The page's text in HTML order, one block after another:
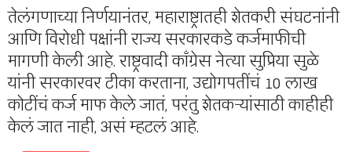
तेलंगणाच्या निर्णयानंतर, महाराष्ट्रातही शेतकरी संघटनांनी
आणि विरोधी पक्षांनी राज्य सरकारकडे कर्जमाफीची
मागणी केली आहे. राष्ट्रवादी काँग्रेस नेत्या सुप्रिया सुळे
यांनी सरकारवर टीका करताना, उद्योगपतींचं 10 लाख
कोटींचं कर्ज माफ केले जातं, परंतु शेतकऱ्यांसाठी काहीही
केलं जात नाही, असं म्हटलं आहे.